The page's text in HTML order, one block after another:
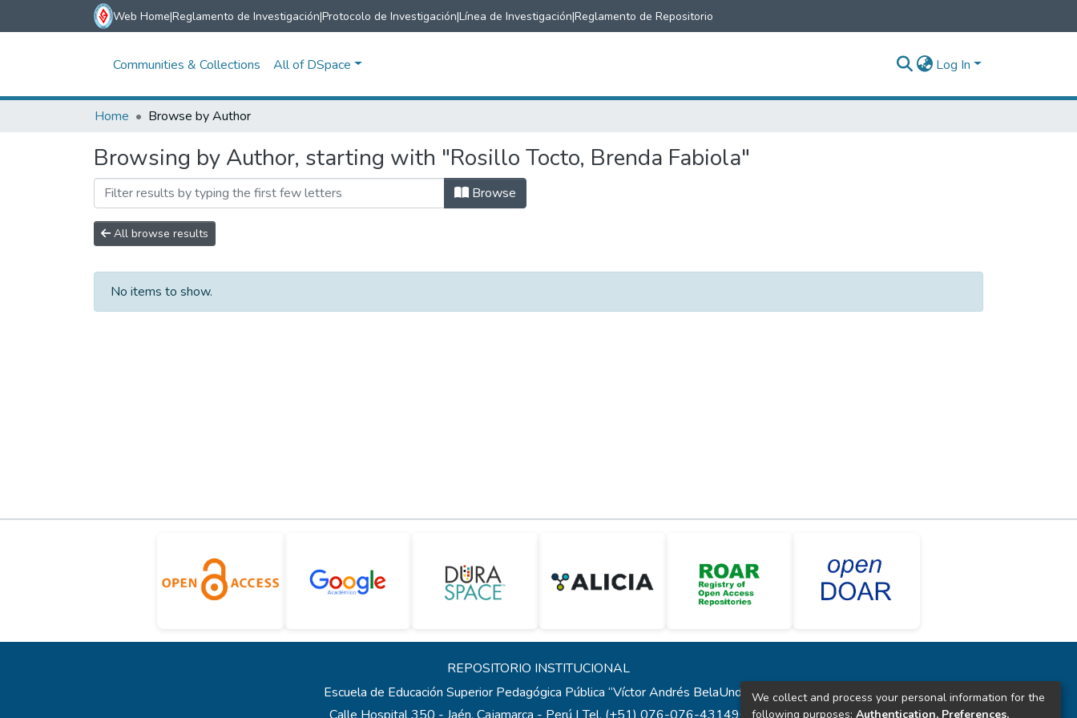
Web Home|Reglamento de Investigación|Protocolo de Investigación|Línea de Investigación|Reglamento de Repositorio
Communities & Collections All of DSpace Log In
Home Browse by Author
Browsing by Author, starting with "Rosillo Tocto, Brenda Fabiola"
Browse
All browse results
No items to show.
REPOSITORIO INSTITUCIONAL
Escuela de Educación Superior Pedagógica Pública “Víctor Andrés BelaUnde”We collect and process your personal information for the
following purposes: Authentication, Preferences,